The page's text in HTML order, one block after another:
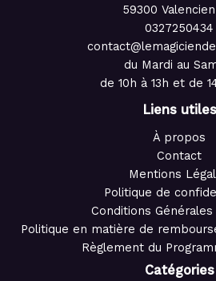
59300
0327250434
du Mardi au
de 10h à 13h et de
Liens utiles
À propos
Contact
Mentions
Politique de
Conditions
Politique en matière de
Règlement du
Catégories